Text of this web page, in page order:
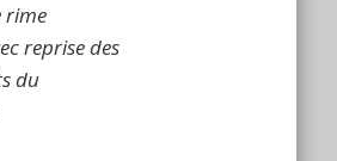
rime
reprise des
du